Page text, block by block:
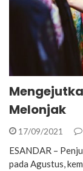
Melonjak
17/09/2021
ESANDAR –
pada Agustus,